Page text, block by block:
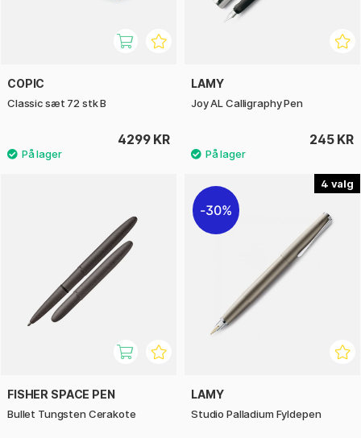
COPIC
Classic sæt 72 stk B
4299 KR
LAMY
Joy AL Calligraphy Pen
245 KR
FISHER SPACE PEN
Bullet Tungsten Cerakote
4
30%
LAMY
Studio Palladium Fyldepen